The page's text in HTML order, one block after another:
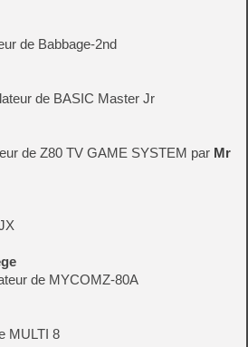
de Babbage-2nd
de BASIC Master Jr
de Z80 TV GAME SYSTEM par Mr
de MYCOMZ-80A
MULTI 8